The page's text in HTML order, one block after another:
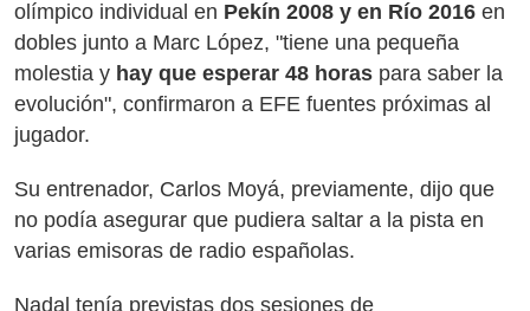
olímpico individual en Pekín 2008 y en Río 2016 en
dobles junto a Marc López, "tiene una pequeña
molestia y hay que esperar 48 horas para saber la
evolución", confirmaron a EFE fuentes próximas al
jugador.
Su entrenador, Carlos Moyá, previamente, dijo que
no podía asegurar que pudiera saltar a la pista en
varias emisoras de radio españolas.
Nadal tenía previstas dos sesiones de